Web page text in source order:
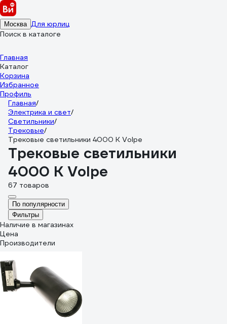
Москва Для юрлиц
Поиск в каталоге
Главная
Каталог
Корзина
Избранное
Профиль
Главная/
Электрика и свет/
Светильники/
Трековые/
Трековые светильники 4000 К Volpe
Трековые светильники
4000 К Volpe
67 товаров
По популярности
Фильтры
Наличие в магазинах
Цена
Производители